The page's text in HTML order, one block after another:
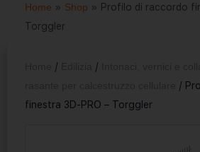
Home » Shop » Profilo di raccordo
Torggler
/ /
/
finestra 3D-PRO – Torggler